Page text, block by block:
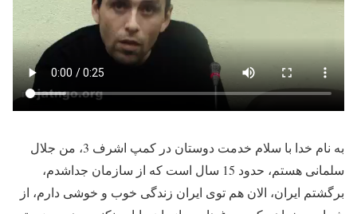
به نام خدا با سلام خدمت دوستان در کمپ اشرف 3، من جلال
سلمانی هستم، حدود 15 سال است که از سازمان جداشدم،
برگشتم ایران، الان هم توی ایران زندگی خوب و خوشی دارم، از